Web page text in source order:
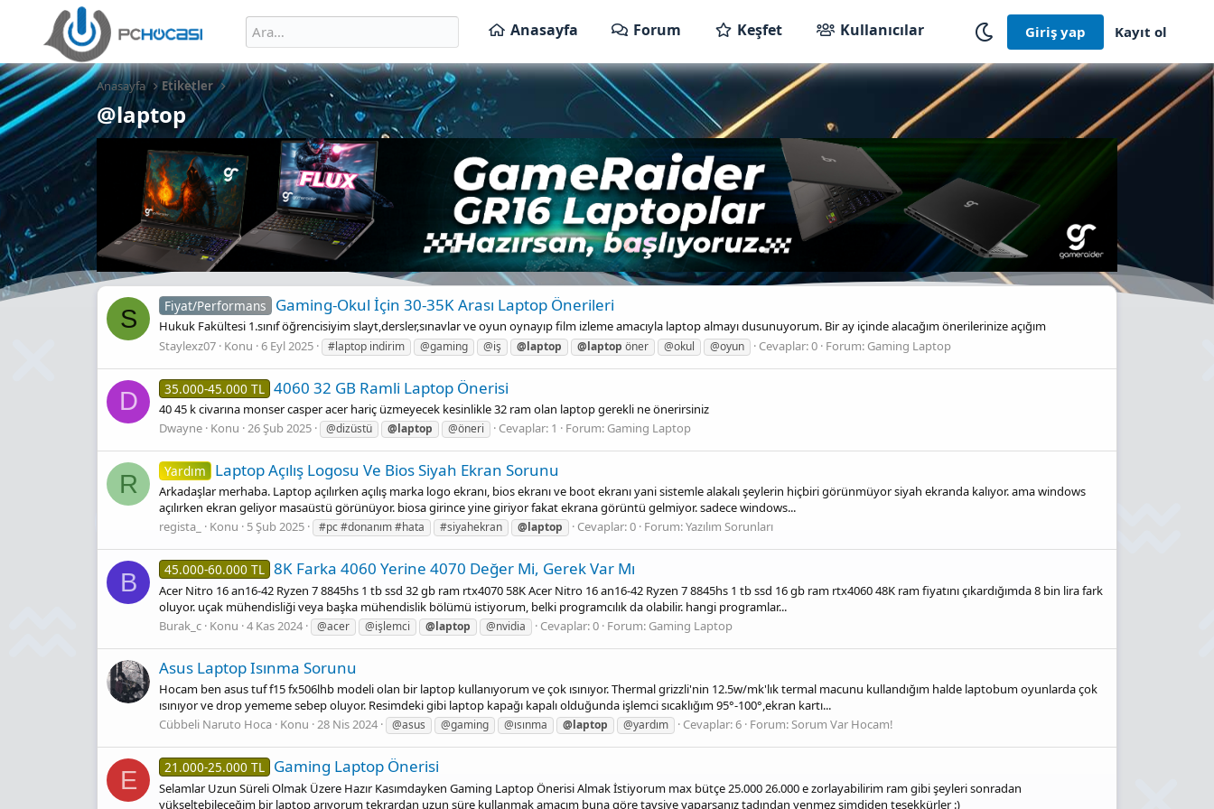
Anasayfa Forum Keşfet Kullanıcılar Giriş yap Kayıt ol
Anasayfa Etiketler
@laptop
S Fiyat/Performans Gaming-Okul İçin 30-35K Arası Laptop Önerileri
Hukuk Fakültesi 1.sınıf öğrencisiyim slayt,dersler,sınavlar ve oyun oynayıp film izleme amacıyla laptop almayı dusunuyorum. Bir ay içinde alacağım önerilerinize açığım
Staylexz07 Konu 6 Eyl 2025 #laptop indirim @gaming @iş @laptop @laptop öner @okul @oyun Cevaplar: 0 Forum: Gaming Laptop
D 35.000-45.000 TL 4060 32 GB Ramli Laptop Önerisi
40 45 k civarına monser casper acer hariç üzmeyecek kesinlikle 32 ram olan laptop gerekli ne önerirsiniz
Dwayne Konu 26 Şub 2025 @dizüstü @laptop @öneri Cevaplar: 1 Forum: Gaming Laptop
R Yardım Laptop Açılış Logosu Ve Bios Siyah Ekran Sorunu
Arkadaşlar merhaba. Laptop açılırken açılış marka logo ekranı, bios ekranı ve boot ekranı yani sistemle alakalı şeylerin hiçbiri görünmüyor siyah ekranda kalıyor. ama windows
açılırken ekran geliyor masaüstü görünüyor. biosa girince yine giriyor fakat ekrana görüntü gelmiyor. sadece windows...
regista_
Konu 5 Şub 2025 #pc #donanım #hata #siyahekran @laptop Cevaplar: 0 Forum:Yazılım Sorunları
B 45.000-60.000 TL 8K Farka 4060 Yerine 4070 Değer Mi, Gerek Var Mı
Acer Nitro 16 an16-42 Ryzen 7 8845hs 1 tb ssd 32 gb ram rtx4070 58K Acer Nitro 16 an16-42 Ryzen 7 8845hs 1 tb ssd 16 gb ram rtx4060 48K ram fiyatını çıkardığımda 8 bin lira fark
oluyor. uçak mühendisliği veya başka mühendislik bölümü istiyorum, belki programcılık da olabilir. hangi programlar...
Burak_c Konu 4 Kas 2024 @acer @işlemci @laptop @nvidia Cevaplar: 0 Forum: Gaming Laptop
Asus Laptop Isınma Sorunu
Hocam ben asus tuf f15 fx506lhb modeli olan bir laptop kullanıyorum ve çok ısınıyor. Thermal grizzli'nin 12.5w/mk'lık termal macunu kullandığım halde laptobum oyunlarda çok
ısınıyor ve drop yememe sebep oluyor. Resimdeki gibi laptop kapağı kapalı olduğunda işlemci sıcaklığım 95°-100°,ekran kartı...
Cübbeli Naruto Hoca Konu 28 Nis 2024 @asus @gaming @ısınma @laptop @yardım Cevaplar: 6 Forum:Sorum Var Hocam!
E 21.000-25.000 TL Gaming Laptop Önerisi
Selamlar Uzun Süreli Olmak Üzere Hazır Kasımdayken Gaming Laptop Önerisi Almak İstiyorum max bütçe 25.000 26.000 e zorlayabilirim ram gibi şeyleri sonradan
yükseltebileceğim bir laptop arıyorum tekrardan uzun süre kullanmak amacım buna göre tavsiye yaparsanız tadından yenmez şimdiden teşekkürler :)